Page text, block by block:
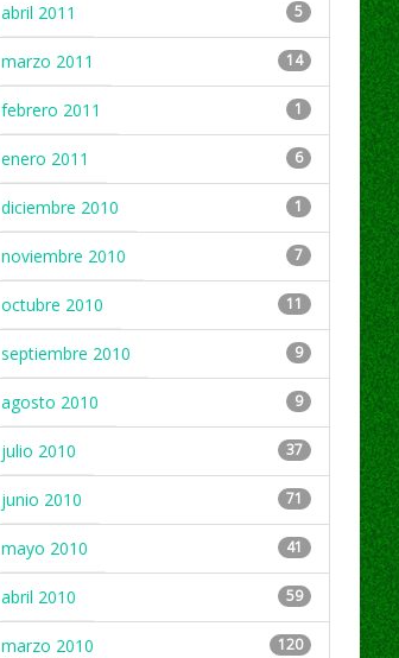
abril 2011 5
marzo 2011 14
febrero 2011 1
enero 2011 6
diciembre 2010 1
noviembre 2010 7
octubre 2010 11
septiembre 2010 9
agosto 2010 9
julio 2010 37
junio 2010 71
mayo 2010 41
abril 2010 59
marzo 2010 120